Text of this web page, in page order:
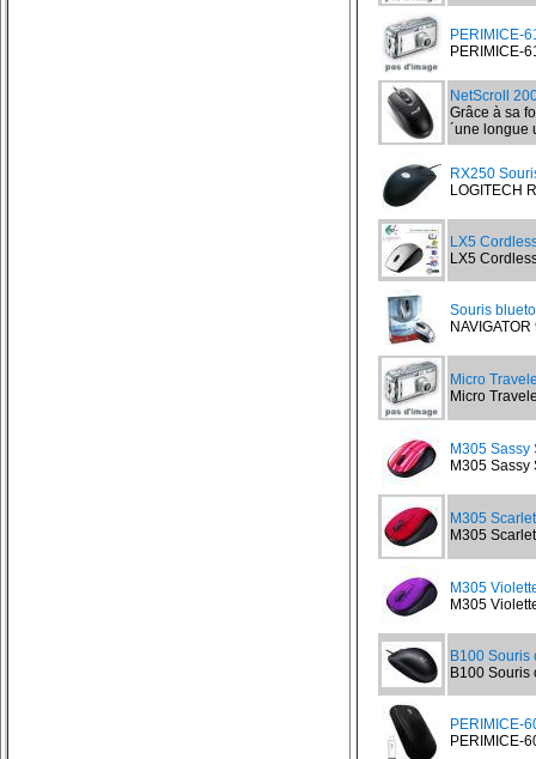
PERIMICE-
PERIMICE-
NetScroll
Grâce à sa
´une longue
RX250
LOGITECH
LX5
LX5
Souris
Micro
Micro
M305 Sassy
M305 Sassy
M305
M305
M305
M305
B100 Souris
B100 Souris
PERIMICE-
PERIMICE-